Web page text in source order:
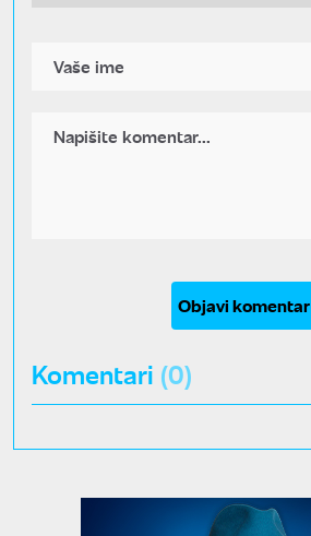
Objavi komentar
Komentari (0)